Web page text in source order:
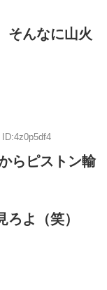
そんなに山火
らピストン輸
よ（笑）